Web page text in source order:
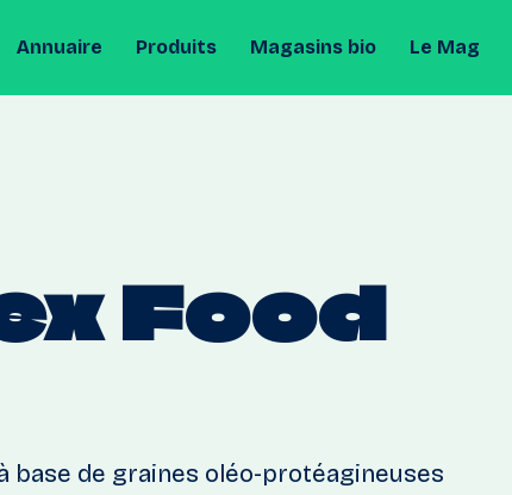
Annuaire Produits Magasins bio Le Mag
Food
base de graines oléo-protéagineuses